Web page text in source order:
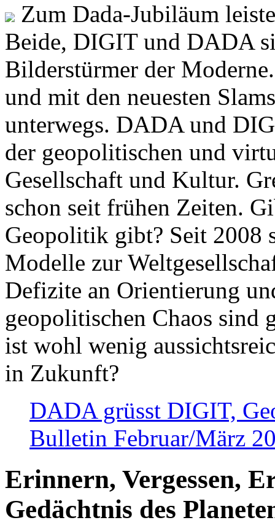
Zum Dada-Jubiläum
Beide, DIGIT und DADA
Bilderstürmer der
und mit den neuesten
unterwegs. DADA und
der geopolitischen und
Gesellschaft und Kultur.
schon seit frühen Zeiten.
Geopolitik gibt? Seit 2008
Modelle zur
Defizite an Orientierung
geopolitischen Chaos sind
ist wohl wenig
in Zukunft?
DADA grüsst DIGIT,
Bulletin Februar/März
Erinnern, Vergessen,
Gedächtnis des